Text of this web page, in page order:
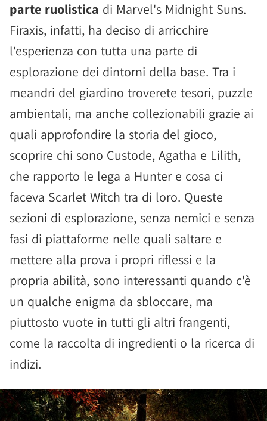
parte ruolistica di Marvel's Midnight Suns.
Firaxis, infatti, ha deciso di arricchire
l'esperienza con tutta una parte di
esplorazione dei dintorni della base. Tra i
meandri del giardino troverete tesori, puzzle
ambientali, ma anche collezionabili grazie ai
quali approfondire la storia del gioco,
scoprire chi sono Custode, Agatha e Lilith,
che rapporto le lega a Hunter e cosa ci
faceva Scarlet Witch tra di loro. Queste
sezioni di esplorazione, senza nemici e senza
fasi di piattaforme nelle quali saltare e
mettere alla prova i propri riflessi e la
propria abilità, sono interessanti quando c'è
un qualche enigma da sbloccare, ma
piuttosto vuote in tutti gli altri frangenti,
come la raccolta di ingredienti o la ricerca di
indizi.